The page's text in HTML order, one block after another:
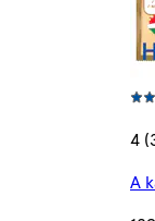
4
A